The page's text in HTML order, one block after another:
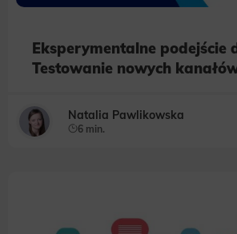
Eksperymentalne podejście
Testowanie nowych
Natalia Pawlikowska
6 min.